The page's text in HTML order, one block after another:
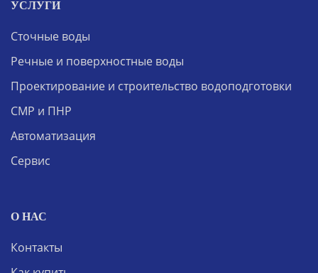
УСЛУГИ
Сточные воды
Речные и поверхностные воды
Проектирование и строительство водоподготовки
СМР и ПНР
Автоматизация
Сервис
О НАС
Контакты